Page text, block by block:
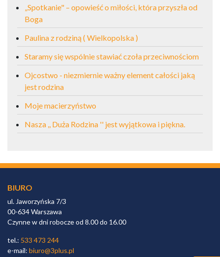
„Spotkanie" – opowieść o miłości, która przyszła od
Boga
Paulina z rodziną ( Wielkopolska )
Staramy się wspólnie stawiać czoła przeciwnościom
Ojcostwo - niezmiernie ważny element całości jaką
jest rodzina
Moje macierzyństwo
Nasza ,, Duża Rodzina '' jest wyjątkowa i piękna.
BIURO
ul. Jaworzyńska 7/3
00-634 Warszawa
Czynne w dni robocze od 8.00 do 16.00
tel.: 533 473 244
e-mail: biuro@3plus.pl